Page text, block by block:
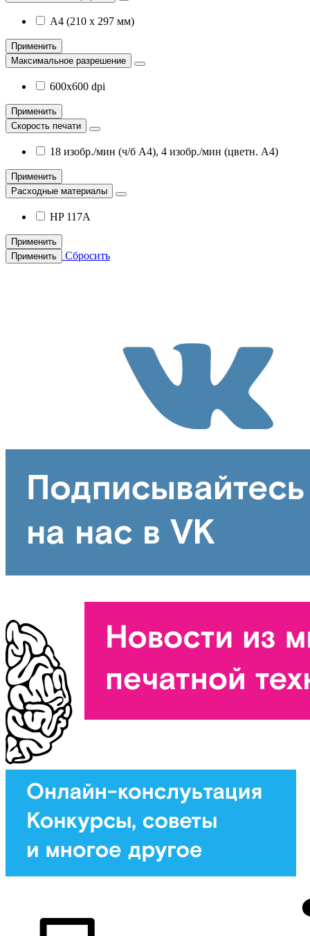
А4 (210 x 297 мм)
Применить
Максимальное разрешение
600x600 dpi
Применить
Скорость печати
18 изобр./мин (ч/б А4), 4 изобр./мин (цветн. А4)
Применить
Расходные материалы
HP 117A
Применить
Применить
Сбросить